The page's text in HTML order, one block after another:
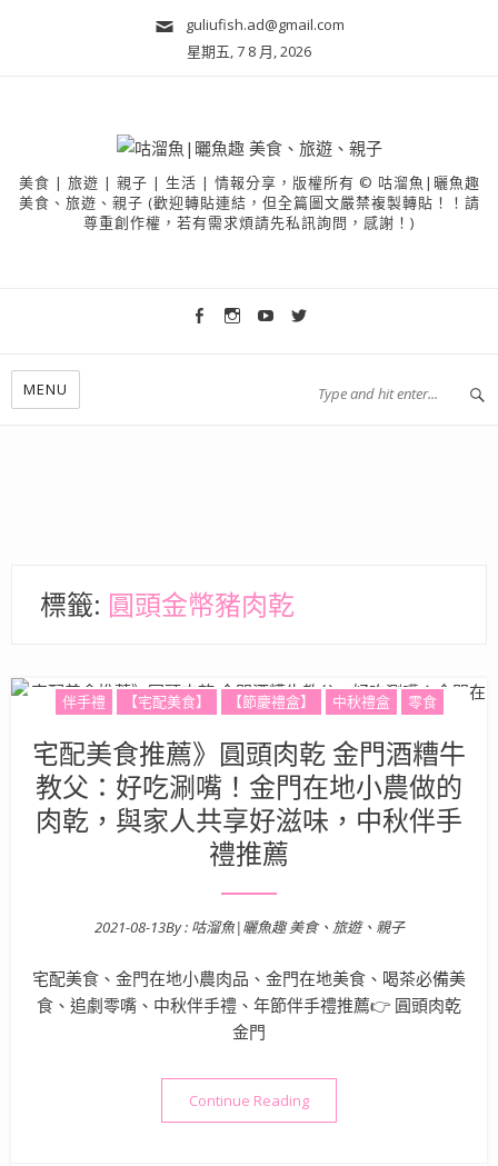
guliufish.ad@gmail.com
星期五, 7 8 月, 2026
美食 | 旅遊 | 親子 | 生活 | 情報分享，版權所有 © 咕溜魚|曬魚趣
美食、旅遊、親子 (歡迎轉貼連結，但全篇圖文嚴禁複製轉貼！！請
尊重創作權，若有需求煩請先私訊詢問，感謝！)
MENU
標籤: 圓頭金幣豬肉乾
伴手禮 【宅配美食】 【節慶禮盒】 中秋禮盒 零食
宅配美食推薦》圓頭肉乾 金門酒糟牛
教父：好吃涮嘴！金門在地小農做的
肉乾，與家人共享好滋味，中秋伴手
禮推薦
Posted on
2021-08-13By : 咕溜魚|曬魚趣 美食、旅遊、親子
宅配美食、金門在地小農肉品、金門在地美食、喝茶必備美
食、追劇零嘴、中秋伴手禮、年節伴手禮推薦👉 圓頭肉乾
金門
Continue Reading“宅配美食推薦》圓頭肉乾